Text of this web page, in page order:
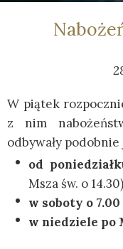
W piątek
z nim
odbywały
od
Msza św. o
w soboty o 7.00
w niedziele po